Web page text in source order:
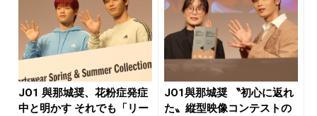
JO1 與那城奨、花粉症発症
中と明かす それでも「リー
JO1與那城奨 〝初心に返れ
た〟縦型映像コンテストの